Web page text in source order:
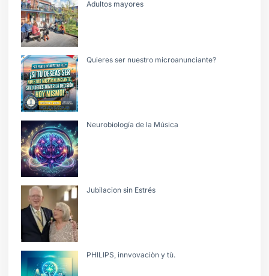
Adultos mayores
Quieres ser nuestro microanunciante?
Neurobiología de la Música
Jubilacion sin Estrés
PHILIPS, innvovaciòn y tù.